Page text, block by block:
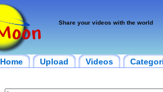
Share your videos with the world
Home Upload Videos